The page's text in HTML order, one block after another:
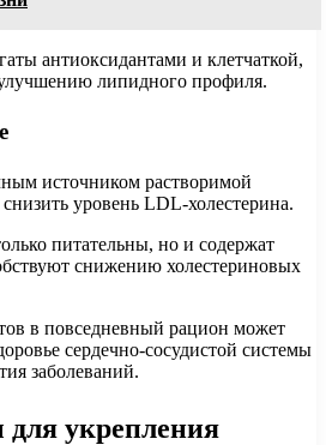
антиоксидантами и клетчаткой,
липидного профиля.
источником растворимой
уровень LDL-холестерина.
питательны, но и содержат
снижению холестериновых
в повседневный рацион может
сердечно-сосудистой системы
заболеваний.
укрепления